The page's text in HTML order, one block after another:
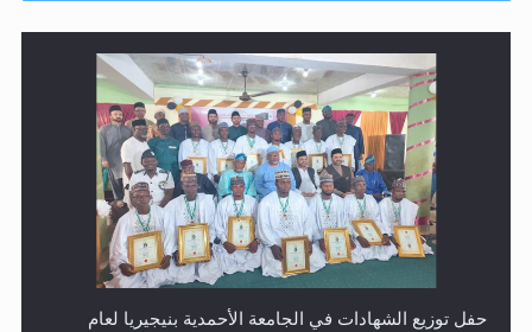
حفل توزيع الشهادات في الجامعة الأحمدية بنيجيريا لعام